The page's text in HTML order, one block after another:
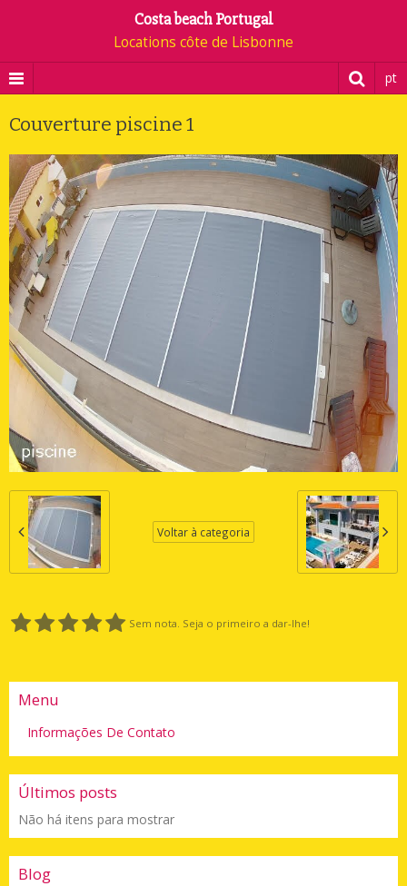
Costa beach Portugal
Locations côte de Lisbonne
pt
Couverture piscine 1
Voltar à categoria
Sem nota. Seja o primeiro a dar-lhe!
Menu
Informações De Contato
Últimos posts
Não há itens para mostrar
Blog